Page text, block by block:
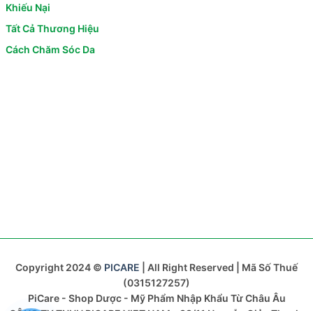
Khiếu Nại
Tất Cả Thương Hiệu
Cách Chăm Sóc Da
Copyright 2024 © PICARE | All Right Reserved | Mã Số Thuế
(0315127257)
PiCare - Shop Dược - Mỹ Phẩm Nhập Khẩu Từ Châu Âu